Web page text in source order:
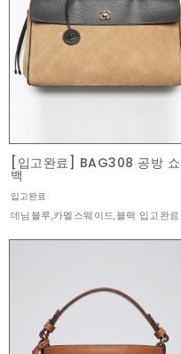
[입고완료] BAG308 공방 쇼
백
입고완료
데님블루,카멜스웨이드,블랙 입고완료